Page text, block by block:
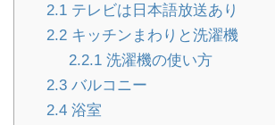
2.1テレビは日本語放送あり
2.2キッチンまわりと洗濯機
2.2.1 洗濯機の使い方
2.3バルコニー
2.4浴室